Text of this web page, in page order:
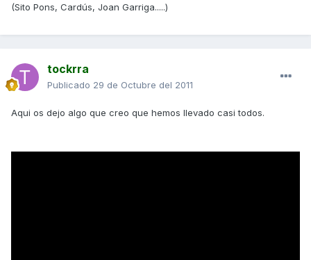
(Sito Pons, Cardús, Joan Garriga.....)
tockrra
Publicado 29 de Octubre del 2011
Aqui os dejo algo que creo que hemos llevado casi todos.